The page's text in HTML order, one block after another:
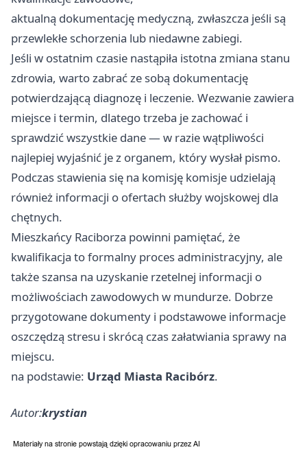
aktualną dokumentację medyczną, zwłaszcza jeśli są
przewlekłe schorzenia lub niedawne zabiegi.
Jeśli w ostatnim czasie nastąpiła istotna zmiana stanu
zdrowia, warto zabrać ze sobą dokumentację
potwierdzającą diagnozę i leczenie. Wezwanie zawiera
miejsce i termin, dlatego trzeba je zachować i
sprawdzić wszystkie dane — w razie wątpliwości
najlepiej wyjaśnić je z organem, który wysłał pismo.
Podczas stawienia się na komisję komisje udzielają
również informacji o ofertach służby wojskowej dla
chętnych.
Mieszkańcy Raciborza powinni pamiętać, że
kwalifikacja to formalny proces administracyjny, ale
także szansa na uzyskanie rzetelnej informacji o
możliwościach zawodowych w mundurze. Dobrze
przygotowane dokumenty i podstawowe informacje
oszczędzą stresu i skrócą czas załatwiania sprawy na
miejscu.
na podstawie: Urząd Miasta Racibórz.
Autor:krystian